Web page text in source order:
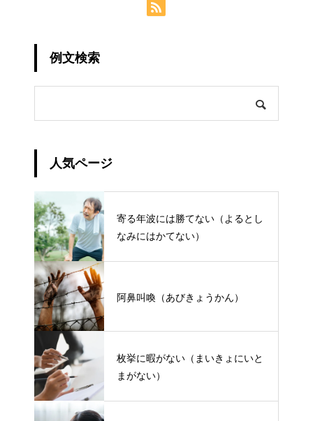
例文検索
人気ページ
寄る年波には勝てない（よるとし
なみにはかてない）
阿鼻叫喚（あびきょうかん）
枚挙に暇がない（まいきょにいと
まがない）